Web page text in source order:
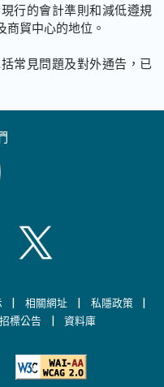
行的會計準則和減低遵規
貿中心的地位。
常見問題及對外通告，已
[This link will pop up in
will pop up in a new
[This link will pop up
Twitter [This link will
| 相關網址 | 私隱政策 |
招標公告 | 資料庫